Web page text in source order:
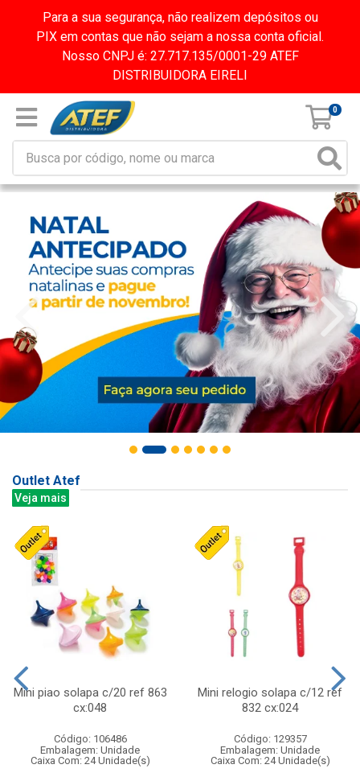
Para a sua segurança, não realizem depósitos ou
PIX em contas que não sejam a nossa conta oficial.
Nosso CNPJ é: 27.717.135/0001-29 ATEF
DISTRIBUIDORA EIRELI
0
Outlet Atef
Veja mais
Mini piao solapa c/20 ref 863
cx:048
Código: 106486
Embalagem: Unidade
Caixa Com: 24 Unidade(s)
Mini relogio solapa c/12 ref
832 cx:024
Código: 129357
Embalagem: Unidade
Caixa Com: 24 Unidade(s)